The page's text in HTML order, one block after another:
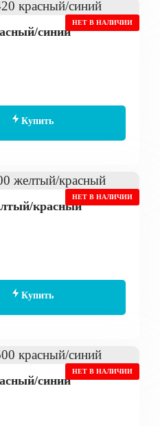
НЕТ В НАЛИЧИИ
синий
Купить
НЕТ В НАЛИЧИИ
красный
Купить
НЕТ В НАЛИЧИИ
синий